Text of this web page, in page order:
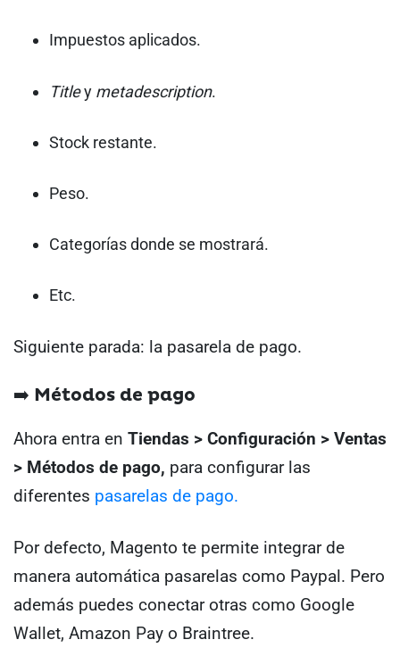
Impuestos aplicados.
Titley metadescription.
Stock restante.
Peso.
Categorías donde se mostrará.
Etc.
Siguiente parada: la pasarela de pago.
➡️ Métodos de pago
Ahora entra en Tiendas > Configuración > Ventas
> Métodos de pago, para configurar las
diferentes pasarelas de pago.
Por defecto, Magento te permite integrar de
manera automática pasarelas como Paypal. Pero
además puedes conectar otras como Google
Wallet, Amazon Pay o Braintree.